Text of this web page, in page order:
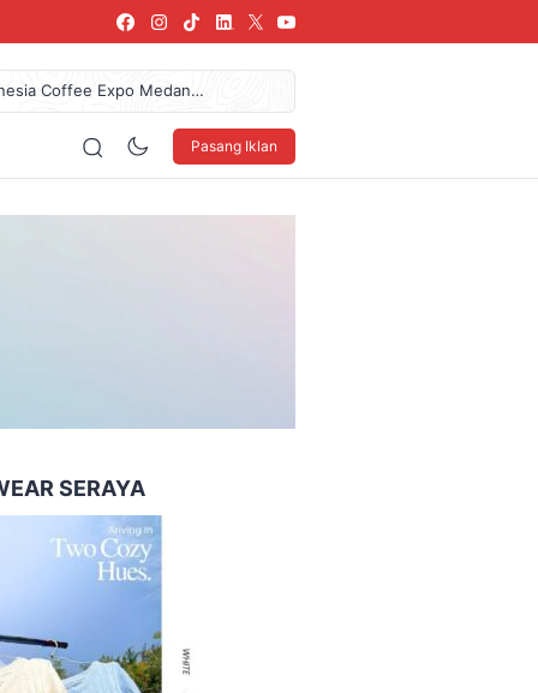
Coffee Expo Medan
Miliar Dan Pendapatan
Das’ad Latif Untuk
Arkindo Konstruksi
Pasang Iklan
SERAYA